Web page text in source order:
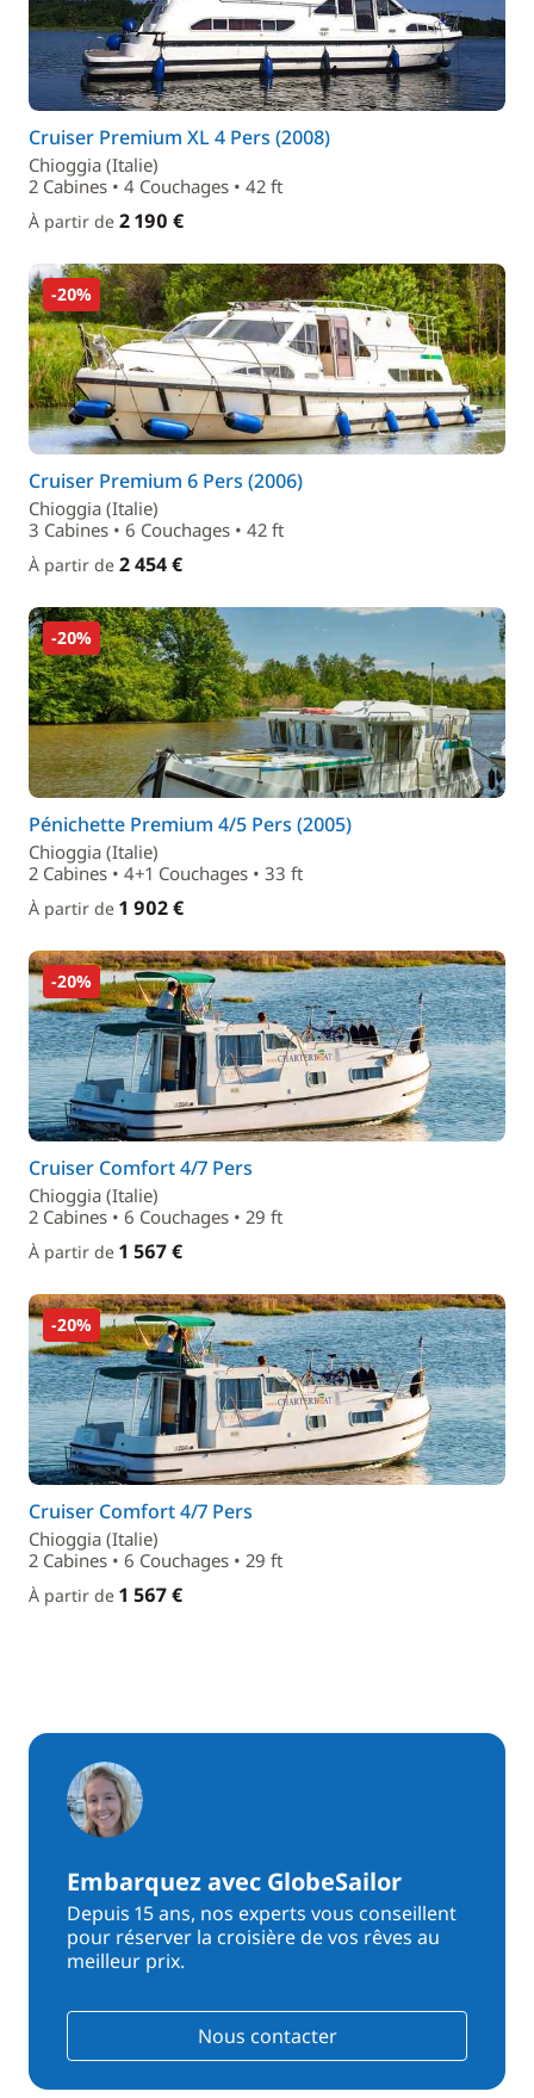
Cruiser Premium XL 4 Pers (2008)
Chioggia (Italie)
2 Cabines • 4 Couchages • 42 ft
À partir de 2 190 €
-20%
Cruiser Premium 6 Pers (2006)
Chioggia (Italie)
3 Cabines • 6 Couchages • 42 ft
À partir de 2 454 €
-20%
Pénichette Premium 4/5 Pers (2005)
Chioggia (Italie)
2 Cabines • 4+1 Couchages • 33 ft
À partir de 1 902 €
-20%
Cruiser Comfort 4/7 Pers
Chioggia (Italie)
2 Cabines • 6 Couchages • 29 ft
À partir de 1 567 €
-20%
Cruiser Comfort 4/7 Pers
Chioggia (Italie)
2 Cabines • 6 Couchages • 29 ft
À partir de 1 567 €
Embarquez avec GlobeSailor
Depuis 15 ans, nos experts vous conseillent
pour réserver la croisière de vos rêves au
meilleur prix.
Nous contacter